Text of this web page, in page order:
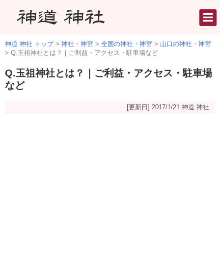
神道 神社 トップ> 神社・神宮 > 全国の神社・神宮 > 山口の神社・神宮
> Q.玉祖神社とは？｜ご利益・アクセス・駐車場など
Q.玉祖神社とは？｜ご利益・アクセス・駐車場
など
[更新日] 2017/1/21 神道 神社